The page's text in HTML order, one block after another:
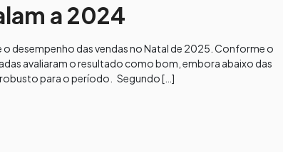
a 2024
desempenho das vendas no Natal de 2025. Conforme o
avaliaram o resultado como bom, embora abaixo das
para o período. Segundo […]